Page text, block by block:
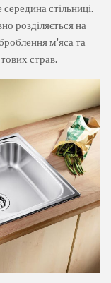
стільниці.
розділяється на
м'яса та
страв.